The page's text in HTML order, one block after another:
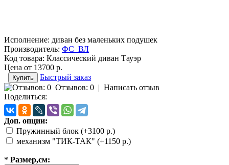
Исполнение: диван без маленьких подушек
Производитель: ФС_ВЛ
Код товара: Классический диван Тауэр
Цена от 13700 р.
Быстрый заказ
Отзывов: 0 | Написать отзыв
Поделиться:
Доп. опции:
Пружинный блок (+3100 р.)
механизм "ТИК-ТАК" (+1150 р.)
* Размер,см: